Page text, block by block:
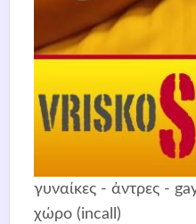
γυναίκες - άντρες -
χώρο (incall)